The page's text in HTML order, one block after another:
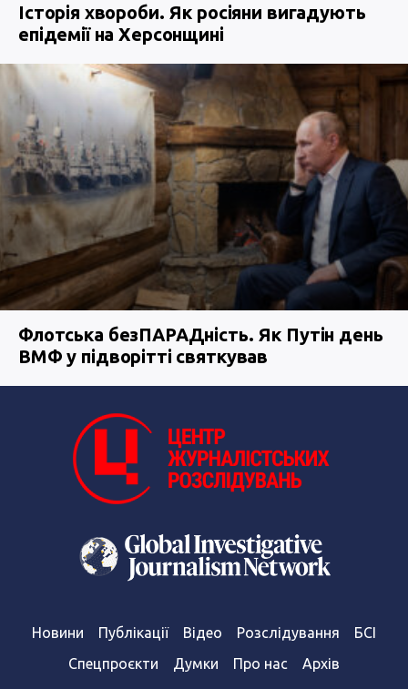
Історія хвороби. Як росіяни вигадують
епідемії на Херсонщині
Флотська безПАРАДність. Як Путін день
ВМФ у підворітті святкував
Новини Публікації Відео Розслідування
БСІ
Спецпроєкти
Думки Про нас Архів